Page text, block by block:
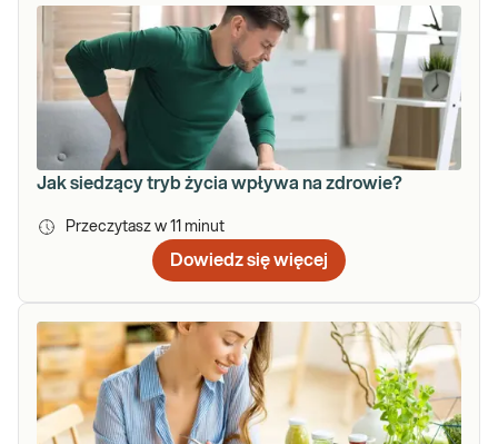
Jak siedzący tryb życia wpływa na zdrowie?
Przeczytasz w 11 minut
Dowiedz się więcej